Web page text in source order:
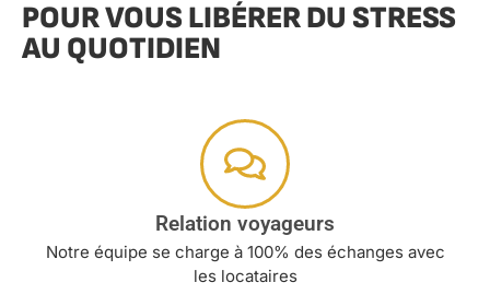
POUR VOUS LIBÉRER DU STRESS
AU QUOTIDIEN
Relation voyageurs
Notre équipe se charge à 100% des échanges avec
les locataires